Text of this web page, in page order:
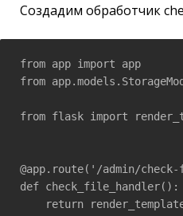
Создадим обработчик
from app import app
from
from flask import
@app.route('/admin/
def check_file_handler():
return